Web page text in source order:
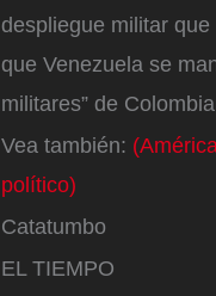
despliegue militar
que Venezuela se
militares” de
Vea también:
político)
Catatumbo
EL TIEMPO